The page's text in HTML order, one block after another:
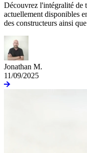
Découvrez l'intégralité de
actuellement disponibles
des constructeurs ainsi
Jonathan M.
11/09/2025